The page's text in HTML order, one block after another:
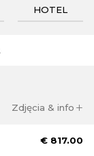
HOTEL
Zdjęcia & info
€ 817.00